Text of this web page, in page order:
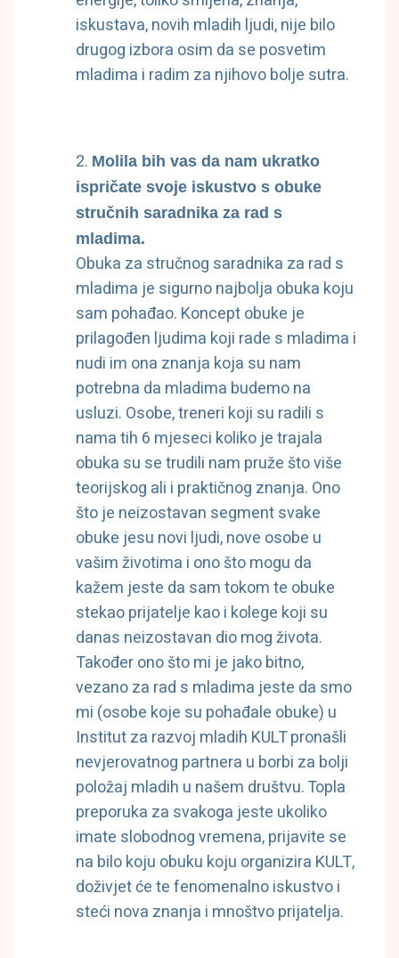
iskustava, novih mladih ljudi, nije bilo
drugog izbora osim da se posvetim
mladima i radim za njihovo bolje sutra.
Molila bih vas da nam ukratko
ispričate svoje iskustvo s obuke
stručnih saradnika za rad s
mladima.
Obuka za stručnog saradnika za rad s
mladima je sigurno najbolja obuka koju
sam pohađao. Koncept obuke je
prilagođen ljudima koji rade s mladima i
nudi im ona znanja koja su nam
potrebna da mladima budemo na
usluzi. Osobe, treneri koji su radili s
nama tih 6 mjeseci koliko je trajala
obuka su se trudili nam pruže što više
teorijskog ali i praktičnog znanja. Ono
što je neizostavan segment svake
obuke jesu novi ljudi, nove osobe u
vašim životima i ono što mogu da
kažem jeste da sam tokom te obuke
stekao prijatelje kao i kolege koji su
danas neizostavan dio mog života.
Također ono što mi je jako bitno,
vezano za rad s mladima jeste da smo
mi (osobe koje su pohađale obuke) u
Institut za razvoj mladih KULT pronašli
nevjerovatnog partnera u borbi za bolji
položaj mladih u našem društvu. Topla
preporuka za svakoga jeste ukoliko
imate slobodnog vremena, prijavite se
na bilo koju obuku koju organizira KULT,
doživjet će te fenomenalno iskustvo i
steći nova znanja i mnoštvo prijatelja.